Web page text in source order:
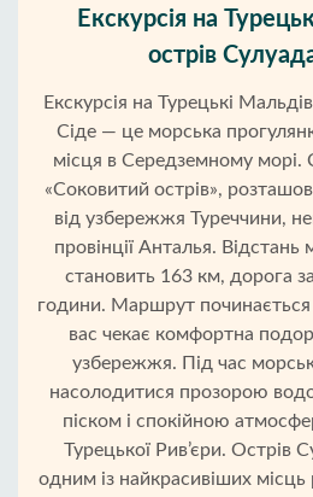
Екскурсія на
острів
Екскурсія на Турецькі
Сіде — це морська
місця в Середземному морі.
«Соковитий острів»,
від узбережжя Туреччини,
провінції Анталья.
становить 163 км, дорога
години. Маршрут починається
вас чекає комфортна
узбережжя. Під час
насолодитися прозорою
піском і спокійною
Турецької Рив’єри. Острів
одним із найкрасивіших місць